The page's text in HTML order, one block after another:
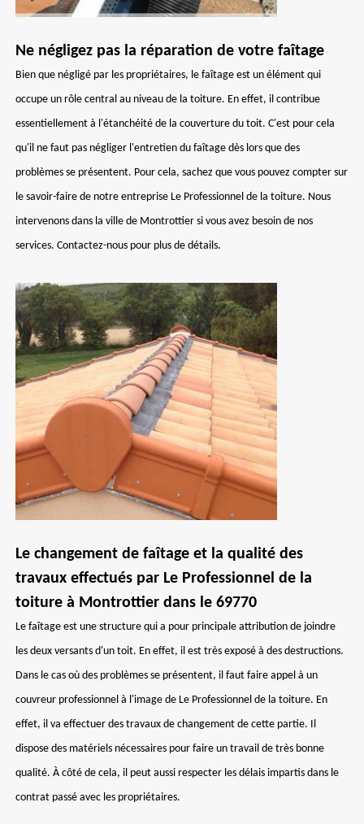
Ne négligez pas la réparation de votre faîtage
Bien que négligé par les propriétaires, le faîtage est un élément qui
occupe un rôle central au niveau de la toiture. En effet, il contribue
essentiellement à l'étanchéité de la couverture du toit. C'est pour cela
qu'il ne faut pas négliger l'entretien du faîtage dès lors que des
problèmes se présentent. Pour cela, sachez que vous pouvez compter sur
le savoir-faire de notre entreprise Le Professionnel de la toiture. Nous
intervenons dans la ville de Montrottier si vous avez besoin de nos
services. Contactez-nous pour plus de détails.
Le changement de faîtage et la qualité des
travaux effectués par Le Professionnel de la
toiture à Montrottier dans le 69770
Le faîtage est une structure qui a pour principale attribution de joindre
les deux versants d'un toit. En effet, il est très exposé à des destructions.
Dans le cas où des problèmes se présentent, il faut faire appel à un
couvreur professionnel à l'image de Le Professionnel de la toiture. En
effet, il va effectuer des travaux de changement de cette partie. Il
dispose des matériels nécessaires pour faire un travail de très bonne
qualité. À côté de cela, il peut aussi respecter les délais impartis dans le
contrat passé avec les propriétaires.